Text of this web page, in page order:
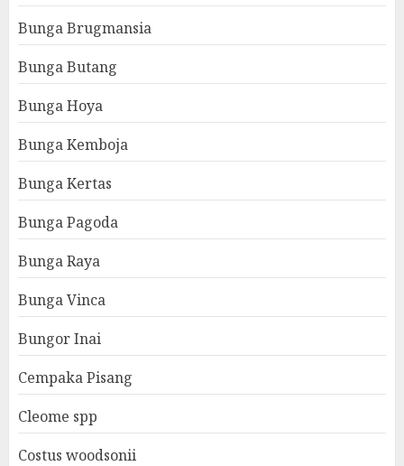
Bunga Brugmansia
Bunga Butang
Bunga Hoya
Bunga Kemboja
Bunga Kertas
Bunga Pagoda
Bunga Raya
Bunga Vinca
Bungor Inai
Cempaka Pisang
Cleome spp
Costus woodsonii